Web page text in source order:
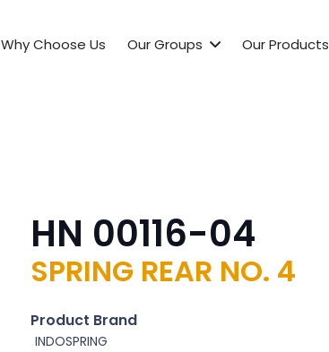
Why Choose Us Our Groups Our Products
HN 00116-04
SPRING REAR NO. 4
Product Brand
INDOSPRING